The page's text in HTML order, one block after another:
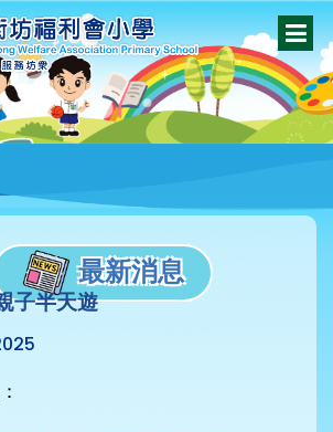
最新消息
子半天遊